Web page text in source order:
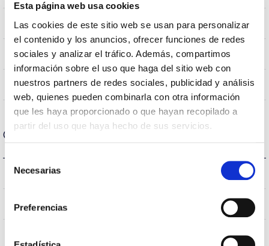
Esta página web usa cookies
Las cookies de este sitio web se usan para personalizar
el contenido y los anuncios, ofrecer funciones de redes
sociales y analizar el tráfico. Además, compartimos
información sobre el uso que haga del sitio web con
nuestros partners de redes sociales, publicidad y análisis
web, quienes pueden combinarla con otra información
que les haya proporcionado o que hayan recopilado a
partir del uso que haya hecho de sus servicios.
Selección
Necesarias
Preferencias
Measures 595x595x40mm
Mounting position Empotrar
Linkable NO
Optical data
Colour temperature 4.000K
CRI Colour rendering index >80
UGR <19